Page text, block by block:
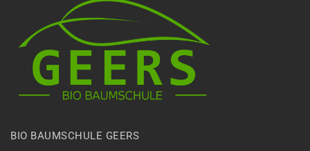
BIO BAUMSCHULE GEERS